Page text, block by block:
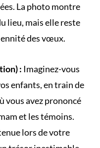
La photo montre
lieu, mais elle reste
des vœux.
: Imaginez-vous
enfants, en train de
vous avez prononcé
et les témoins.
lors de votre